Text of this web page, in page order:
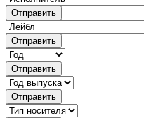
Отправить
Отправить
Отправить
Отправить